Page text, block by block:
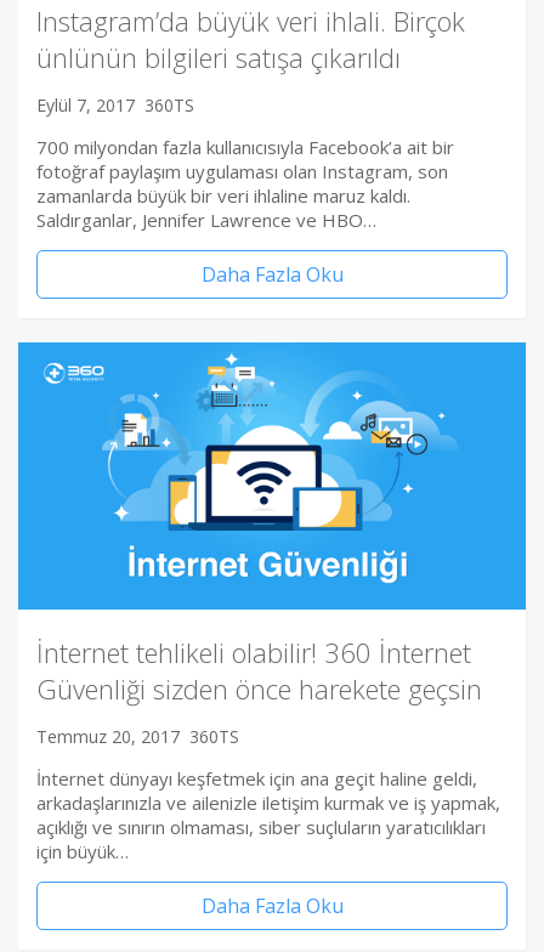
Instagram’da büyük veri ihlali. Birçok
ünlünün bilgileri satışa çıkarıldı
Eylül 7, 2017 360TS
700 milyondan fazla kullanıcısıyla Facebook’a ait bir
fotoğraf paylaşım uygulaması olan Instagram, son
zamanlarda büyük bir veri ihlaline maruz kaldı.
Saldırganlar, Jennifer Lawrence ve HBO…
Daha Fazla Oku
İnternet tehlikeli olabilir! 360 İnternet
Güvenliği sizden önce harekete geçsin
Temmuz 20, 2017 360TS
İnternet dünyayı keşfetmek için ana geçit haline geldi,
arkadaşlarınızla ve ailenizle iletişim kurmak ve iş yapmak,
açıklığı ve sınırın olmaması, siber suçluların yaratıcılıkları
için büyük…
Daha Fazla Oku